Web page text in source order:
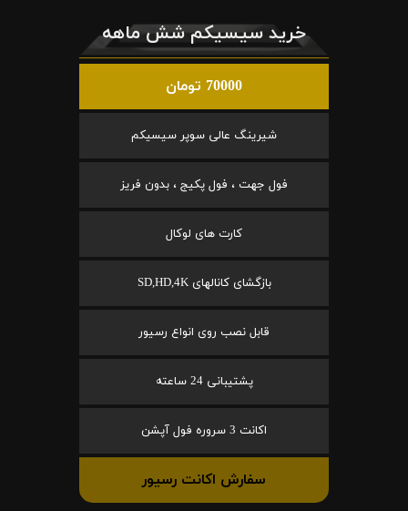
خرید سیسیکم شش ماهه
70000 تومان
شیرینگ عالی سوپر سیسیکم
فول جهت ، فول پکیج ، بدون فریز
کارت های لوکال
بازگشای کانالهای SD,HD,4K
قابل نصب روی انواع رسیور
پشتیبانی 24 ساعته
اکانت 3 سروره فول آپشن
سفارش اکانت رسیور